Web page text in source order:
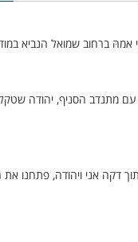
מתנדב הסניף, יהודה
דקה אני ויהודה, פתחנו את